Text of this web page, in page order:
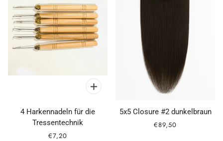
4 Harkennadeln für die
Tressentechnik
€7,20
5x5 Closure #2 dunkelbraun
€89,50